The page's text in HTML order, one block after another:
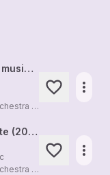
Heterometric Patterns for 15 musicians in three groups (2023)
Lucerne Festival Contemporary Orchestra (LFCO)
more_horiz
Semafor. Für acht Instrumente (2020)
Lucerne Festival Contemporary Orchestra (LFCO)
more_horiz